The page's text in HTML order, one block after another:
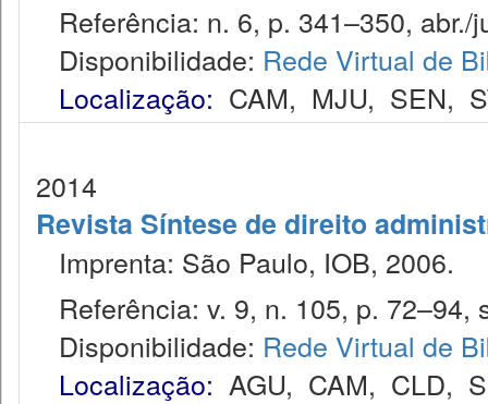
Referência: n. 6, p. 341–350, abr./
Disponibilidade: Rede Virtual de
Localização: CAM, MJU, SEN,
2014
Revista Síntese de direito
Imprenta: São Paulo, IOB, 2006.
Referência: v. 9, n. 105, p. 72–94,
Disponibilidade: Rede Virtual de
Localização: AGU, CAM, CLD,